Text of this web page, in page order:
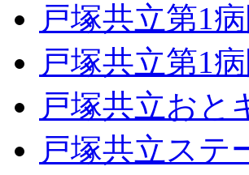
戸塚共立第1
戸塚共立第1
戸塚共立おと
戸塚共立ステ